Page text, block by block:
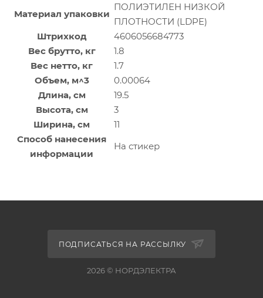
Материал упаковки
ПОЛИЭТИЛЕН НИЗКОЙ
ПЛОТНОСТИ (LDPE)
Штрихкод
4606056684773
Вес брутто, кг
1.8
Вес нетто, кг
1.7
Объем, м^3
0.00064
Длина, см
19.5
Высота, см
3
Ширина, см
11
Способ нанесения
информации
На стикер
ПОДПИСАТЬСЯ НА РАССЫЛКУ
2026 © НОРДЭЛЕКТРА